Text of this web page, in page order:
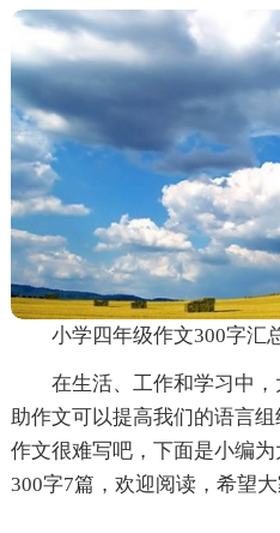
小学四年级作文300字汇
在生活、工作和学习中
助作文可以提高我们的语言
作文很难写吧，下面是小编
300字7篇，欢迎阅读，希望大